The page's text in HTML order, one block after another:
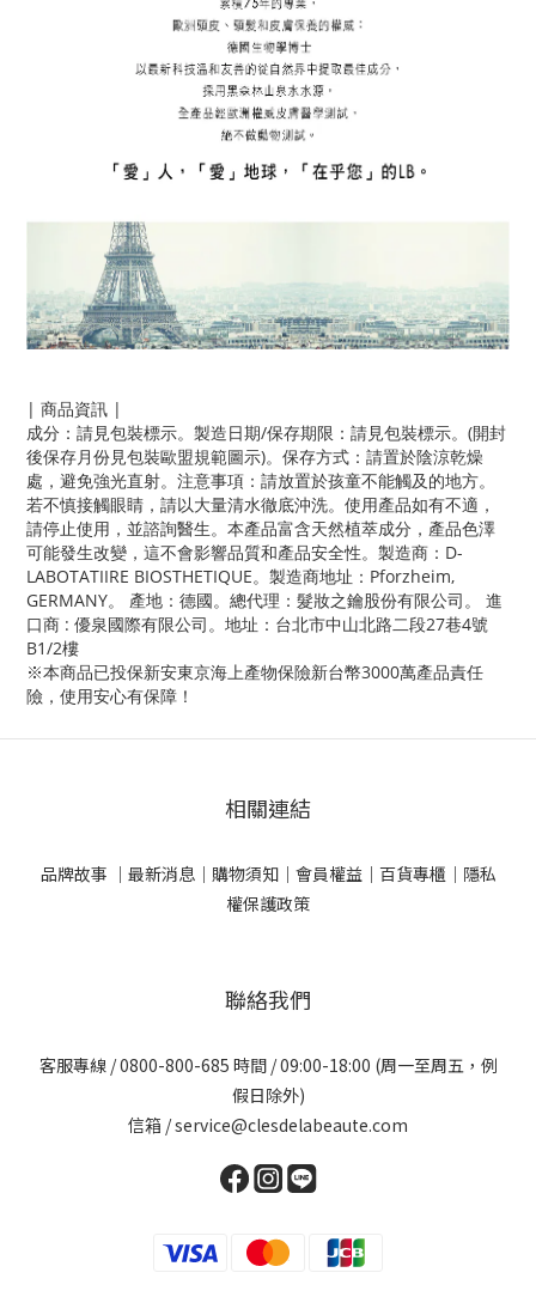
| 商品資訊 |
成分：請見包裝標示。製造日期/保存期限：請見包裝標示。(開封
後保存月份見包裝歐盟規範圖示)。保存方式：請置於陰涼乾燥
處，避免強光直射。注意事項：請放置於孩童不能觸及的地方。
若不慎接觸眼睛，請以大量清水徹底沖洗。使用產品如有不適，
請停止使用，並諮詢醫生。本產品富含天然植萃成分，產品色澤
可能發生改變，這不會影響品質和產品安全性。製造商：D-
LABOTATIIRE BIOSTHETIQUE。製造商地址：Pforzheim,
GERMANY。 產地：德國。總代理：髮妝之鑰股份有限公司。 進
口商 : 優泉國際有限公司。地址：台北市中山北路二段27巷4號
B1/2樓
※本商品已投保新安東京海上產物保險新台幣3000萬產品責任
險，使用安心有保障！
相關連結
品牌故事 ｜ 最新消息｜ 購物須知｜ 會員權益｜ 百貨專櫃｜ 隱私
權保護政策
聯絡我們
客服專線 / 0800-800-685 時間 / 09:00-18:00 (周一至周五，例
假日除外)
信箱 / service@clesdelabeaute.com